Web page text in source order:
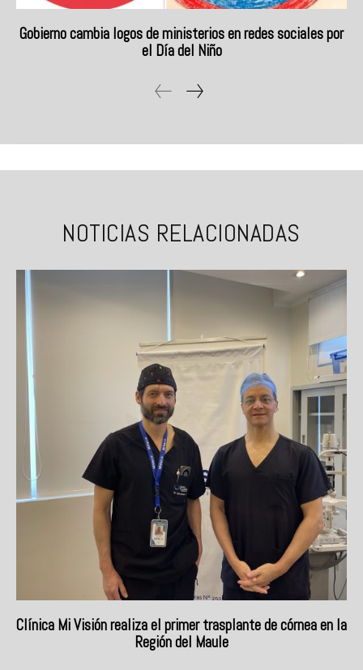
Gobierno cambia logos de ministerios en redes sociales por
el Día del Niño
NOTICIAS RELACIONADAS
Clínica Mi Visión realiza el primer trasplante de córnea en la
Región del Maule